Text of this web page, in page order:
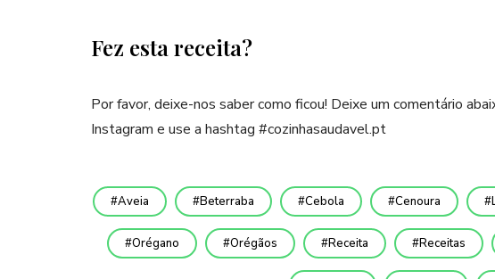
Fez esta receita?
Por favor, deixe-nos saber como ficou! Deixe um comentário
Instagram e use a hashtag #cozinhasaudavel.pt
Aveia Beterraba Cebola Cenoura
Orégano Orégãos Receita Receitas